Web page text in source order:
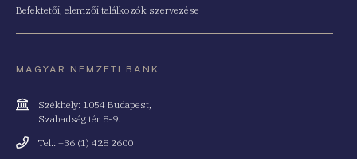
Befektetői, elemzői találkozók szervezése
MAGYAR NEMZETI BANK
Cím
Székhely: 1054 Budapest,
Szabadság tér 8-9.
Telefonszám
Tel.: +36 (1) 428 2600